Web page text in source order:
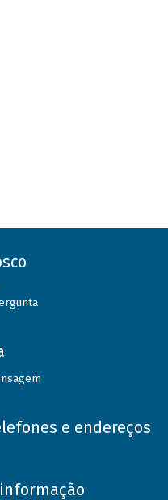
e endereços